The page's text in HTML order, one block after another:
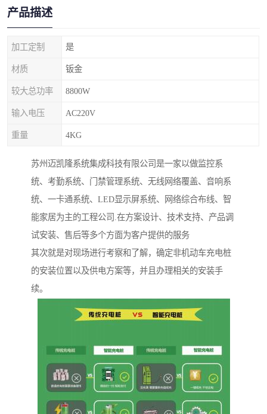
产品描述
加工定制 是
材质 钣金
较大总功率 8800W
输入电压 AC220V
重量 4KG
苏州迈凯隆系统集成科技有限公司是一家以做监控系
统、考勤系统、门禁管理系统、无线网络覆盖、音响系
统、一卡通系统、LED显示屏系统、网络综合布线、智
能家居为主的工程公司.在方案设计、技术支持、产品调
试安装、售后等多个方面为客户提供的服务
其次就是对现场进行考察和了解，确定非机动车充电桩
的安装位置以及供电方案等，并且办理相关的安装手
续。